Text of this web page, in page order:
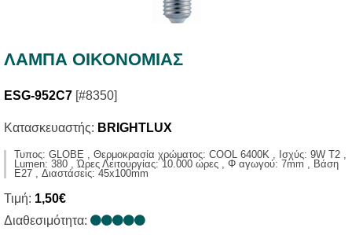
ΛΑΜΠΑ ΟΙΚΟΝΟΜΙΑΣ
ESG-952C7 [#8350]
Κατασκευαστής: BRIGHTLUX
Τυπος: GLOBE , Θερμοκρασία χρώματος: COOL 6400K , Ισχύς: 9W T2 ,
Lumen: 380 , Ώρες Λειτουργίας: 10.000 ώρες , Φ αγωγού: 7mm , Βάση
E27 , Διαστάσεις: 45x100mm
Τιμή: 1,50€
Διαθεσιμότητα: